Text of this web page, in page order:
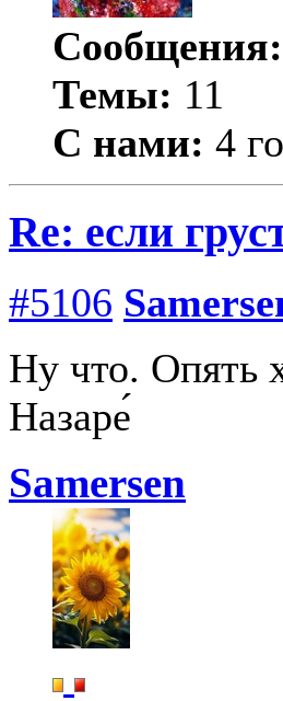
Сообщения:
Темы: 11
С нами: 4
Re: если
#5106
Ну что. Опять
Назаре́
Samersen